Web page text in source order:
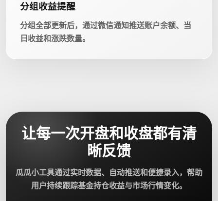
分组收益提醒
分组全部更新后，通过微信通知推送账户余额、当
日收益和涨跌数量。
让每一次开盘和收盘都有清
晰反馈
瓜瓜小工具通过实时数据、自动推送和便捷录入，帮助
用户持续跟踪基金持仓收益与市场行情变化。